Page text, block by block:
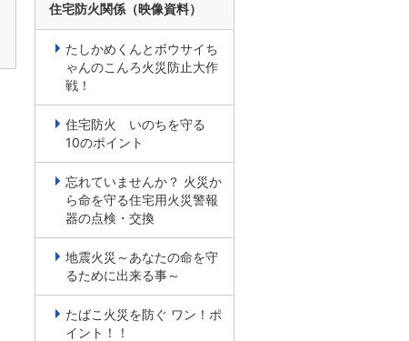
住宅防火関係（映像資料）
たしかめくんとボウサイち
ゃんのこんろ火災防止大作
戦！
住宅防火 いのちを守る
10のポイント
忘れていませんか？ 火災か
ら命を守る住宅用火災警報
器の点検・交換
地震火災～あなたの命を守
るために出来る事～
たばこ火災を防ぐ ワン！ポ
イント！！